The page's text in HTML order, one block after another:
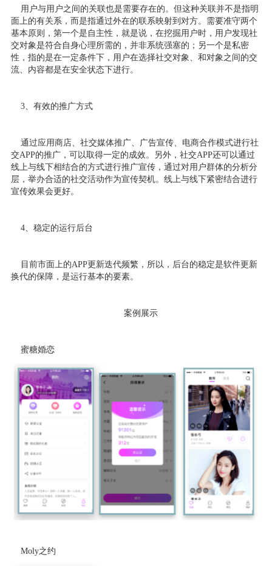
用户与用户之间的关联也是需要存在的。但这种关联并不是指明
面上的有关系，而是指通过外在的联系映射到对方。需要准守两个
基本原则，第一个是自主性，就是说，在挖掘用户时，用户发现社
交对象是符合自身心理所需的，并非系统强塞的；另一个是私密
性，指的是在一定条件下，用户在选择社交对象、和对象之间的交
流、内容都是在安全状态下进行。
3、有效的推广方式
通过应用商店、社交媒体推广、广告宣传、电商合作模式进行社
交APP的推广，可以取得一定的成效。另外，社交APP还可以通过
线上与线下相结合的方式进行推广宣传，通过对用户群体的分析分
层，举办合适的社交活动作为宣传契机。线上与线下紧密结合进行
宣传效果会更好。
4、稳定的运行后台
目前市面上的APP更新迭代频繁，所以，后台的稳定是软件更新
换代的保障，是运行基本的要素。
案例展示
蜜糖婚恋
Moly之约